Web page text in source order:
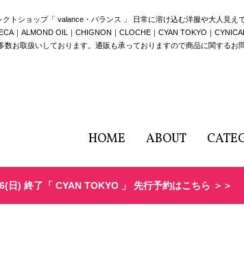
トショップ「 valance・バランス 」 日常に溶け込む洋服や大人見
｜ALMOND OIL｜CHIGNON｜CLOCHE｜CYAN TOKYO｜
お取扱いしております。通販も承っておりますので商品に関するお
HOME ABOUT
日) 終了「 CYAN TOKYO 」 先行予約はこちら ＞＞